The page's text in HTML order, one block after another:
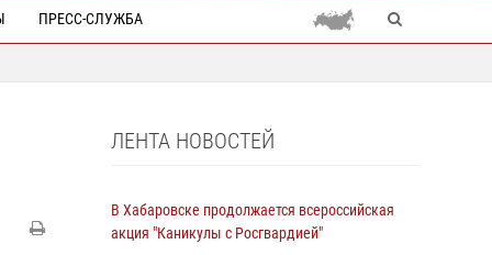
ПРЕСС-СЛУЖБА
ЛЕНТА НОВОСТЕЙ
В Хабаровске продолжается всероссийская
акция "Каникулы с Росгвардией"